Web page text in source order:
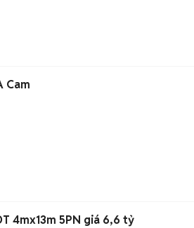
Cam
4mx13m 5PN giá 6,6 tỷ